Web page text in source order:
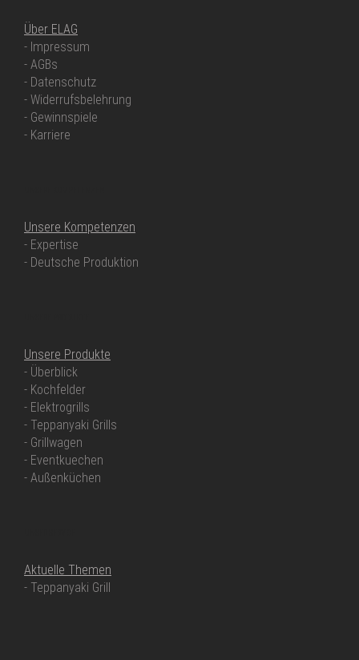
Über ELAG
- Impressum
- AGBs
- Datenschutz
- Widerrufsbelehrung
- Gewinnspiele
- Karriere
Unsere Kompetenzen
- Expertise
- Deutsche Produktion
Unsere Produkte
- Überblick
- Kochfelder
- Elektrogrills
- Teppanyaki Grills
- Grillwagen
- Eventkuechen
- Außenküchen
Aktuelle Themen
- Teppanyaki Grill